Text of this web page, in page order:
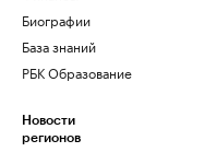
Биографии
База знаний
РБК Образование
Новости
регионов